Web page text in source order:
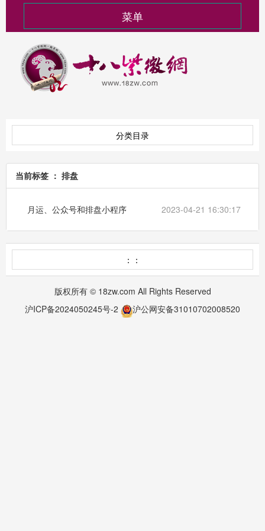
菜单
分类目录
当前标签 ： 排盘
2023-04-21 16:30:17
月运、公众号和排盘小程序
：：
版权所有 © 18zw.com All Rights Reserved
沪ICP备2024050245号-2
沪公网安备31010702008520